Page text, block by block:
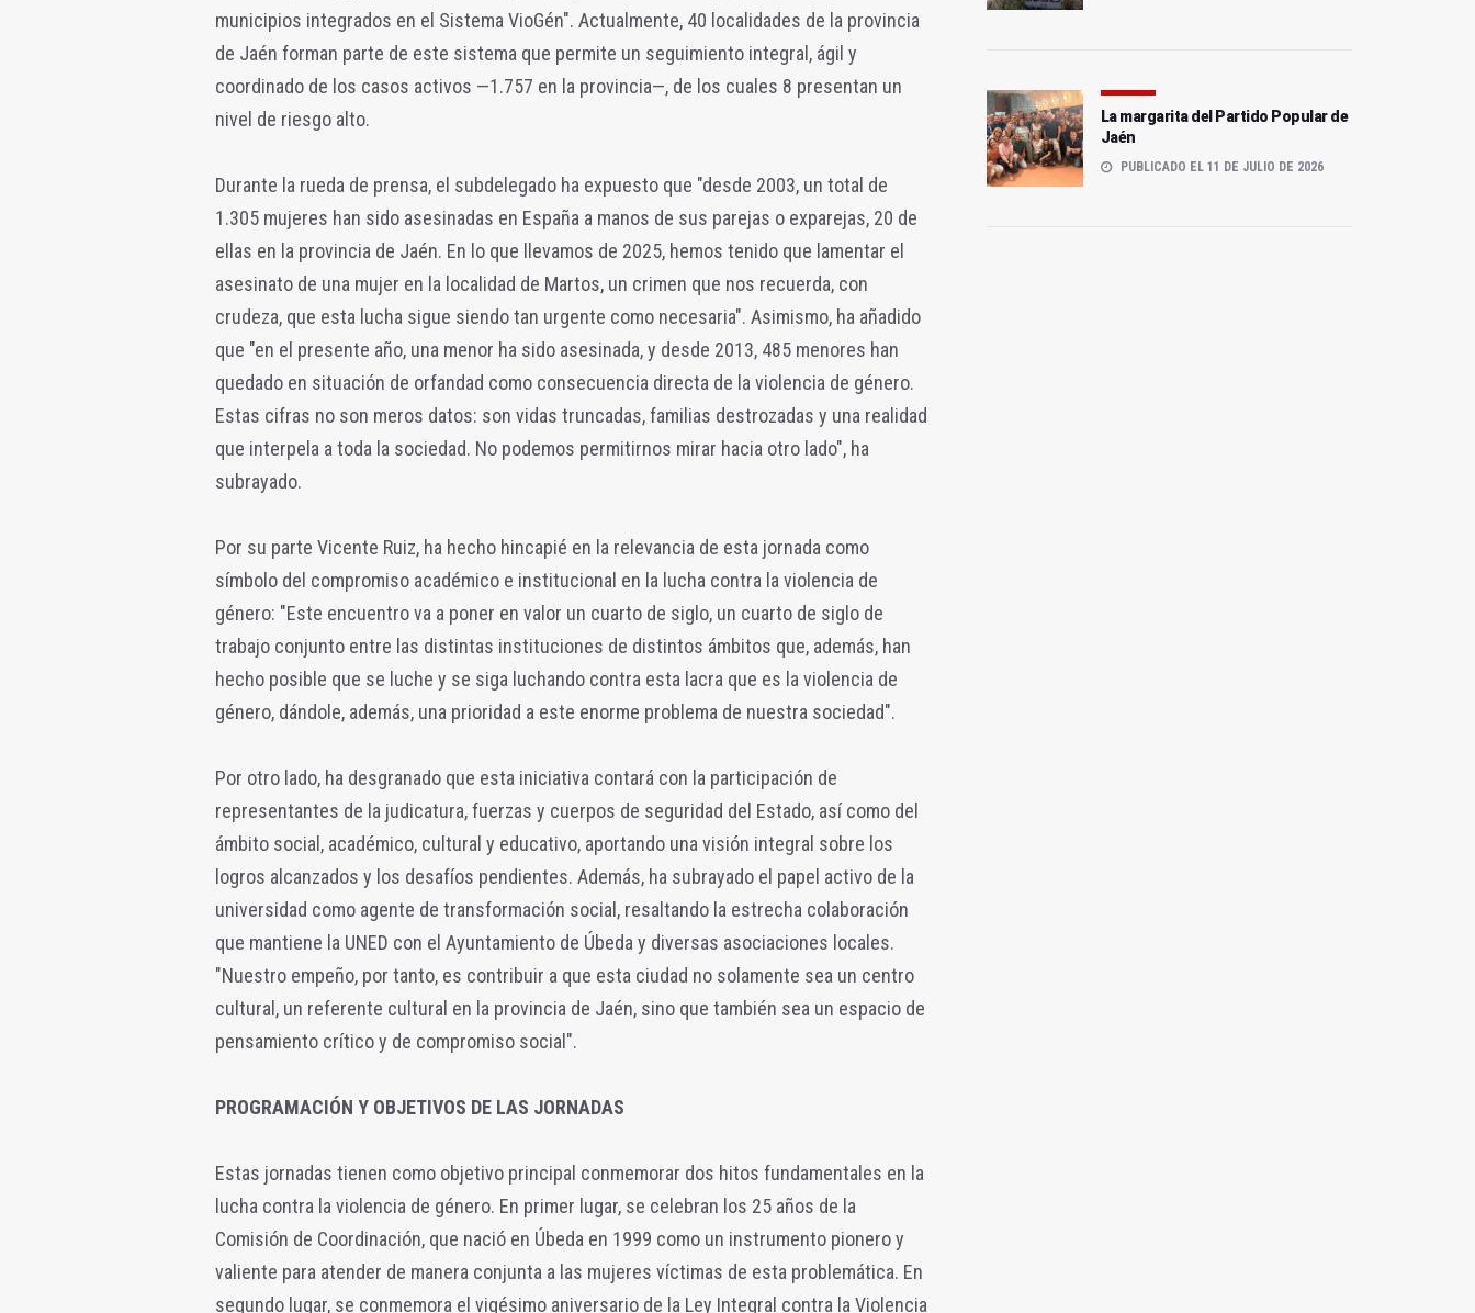
municipios integrados en el Sistema VioGén". Actualmente, 40 localidades de la provincia
de Jaén forman parte de este sistema que permite un seguimiento integral, ágil y
coordinado de los casos activos —1.757 en la provincia—, de los cuales 8 presentan un
nivel de riesgo alto.
Durante la rueda de prensa, el subdelegado ha expuesto que "desde 2003, un total de
1.305 mujeres han sido asesinadas en España a manos de sus parejas o exparejas, 20 de
ellas en la provincia de Jaén. En lo que llevamos de 2025, hemos tenido que lamentar el
asesinato de una mujer en la localidad de Martos, un crimen que nos recuerda, con
crudeza, que esta lucha sigue siendo tan urgente como necesaria". Asimismo, ha añadido
que "en el presente año, una menor ha sido asesinada, y desde 2013, 485 menores han
quedado en situación de orfandad como consecuencia directa de la violencia de género.
Estas cifras no son meros datos: son vidas truncadas, familias destrozadas y una realidad
que interpela a toda la sociedad. No podemos permitirnos mirar hacia otro lado", ha
subrayado.
Por su parte Vicente Ruiz, ha hecho hincapié en la relevancia de esta jornada como
símbolo del compromiso académico e institucional en la lucha contra la violencia de
género: "Este encuentro va a poner en valor un cuarto de siglo, un cuarto de siglo de
trabajo conjunto entre las distintas instituciones de distintos ámbitos que, además, han
hecho posible que se luche y se siga luchando contra esta lacra que es la violencia de
género, dándole, además, una prioridad a este enorme problema de nuestra sociedad".
Por otro lado, ha desgranado que esta iniciativa contará con la participación de
representantes de la judicatura, fuerzas y cuerpos de seguridad del Estado, así como del
ámbito social, académico, cultural y educativo, aportando una visión integral sobre los
logros alcanzados y los desafíos pendientes. Además, ha subrayado el papel activo de la
universidad como agente de transformación social, resaltando la estrecha colaboración
que mantiene la UNED con el Ayuntamiento de Úbeda y diversas asociaciones locales.
"Nuestro empeño, por tanto, es contribuir a que esta ciudad no solamente sea un centro
cultural, un referente cultural en la provincia de Jaén, sino que también sea un espacio de
pensamiento crítico y de compromiso social".
PROGRAMACIÓN Y OBJETIVOS DE LAS JORNADAS
Estas jornadas tienen como objetivo principal conmemorar dos hitos fundamentales en la
lucha contra la violencia de género. En primer lugar, se celebran los 25 años de la
Comisión de Coordinación, que nació en Úbeda en 1999 como un instrumento pionero y
valiente para atender de manera conjunta a las mujeres víctimas de esta problemática. En
segundo lugar, se conmemora el vigésimo aniversario de la Ley Integral contra la Violencia
La margarita del Partido Popular de
Jaén
PUBLICADO EL 11 DE JULIO DE 2026